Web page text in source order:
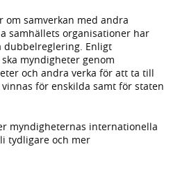
om samverkan med andra
samhällets organisationer har
Enligt
myndigheter genom
och andra verka för att ta till
för enskilda samt för staten
myndigheternas internationella
tydligare och mer